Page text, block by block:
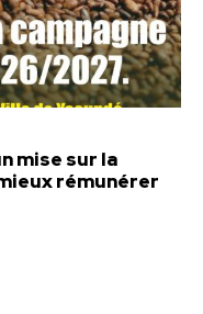
mise sur la
rémunérer